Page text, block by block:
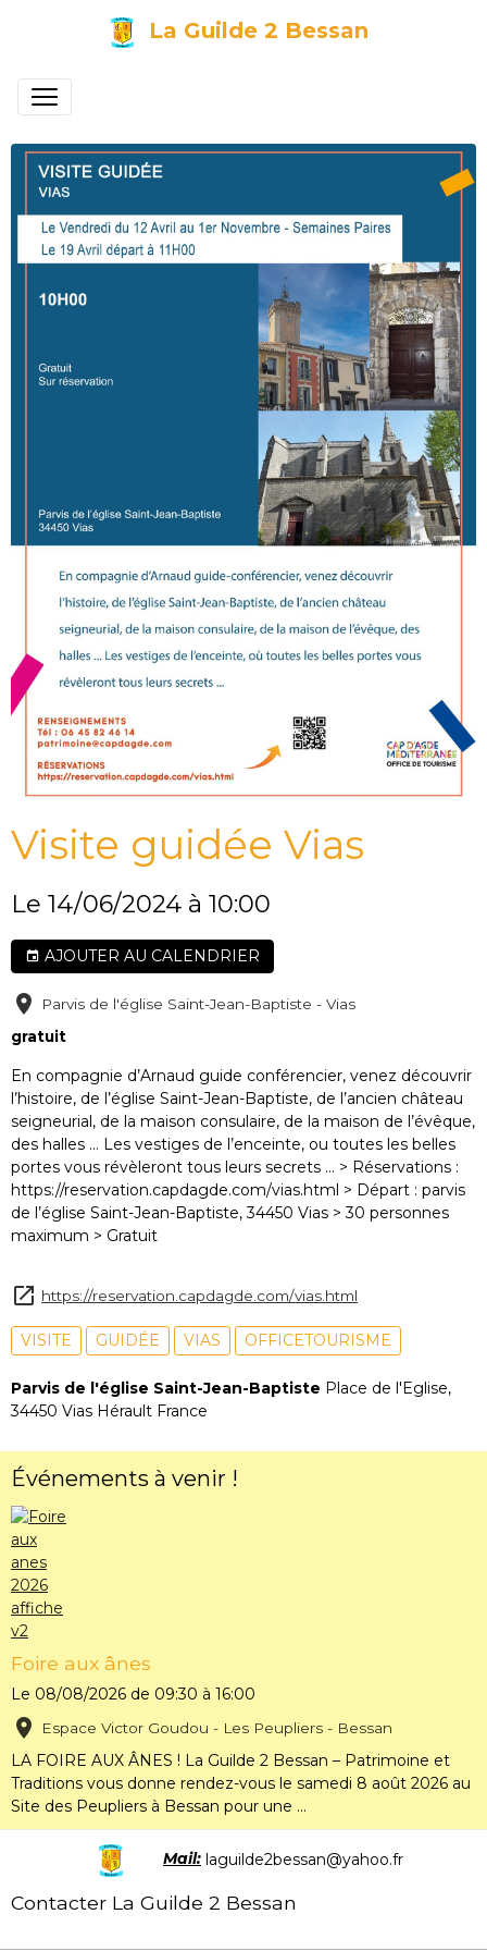
La Guilde 2 Bessan
Visite guidée Vias
Le 14/06/2024 à 10:00
AJOUTER AU CALENDRIER
Parvis de l'église Saint-Jean-Baptiste - Vias
gratuit
En compagnie d’Arnaud guide conférencier, venez découvrir
l’histoire, de l’église Saint-Jean-Baptiste, de l’ancien château
seigneurial, de la maison consulaire, de la maison de l’évêque,
des halles ... Les vestiges de l’enceinte, ou toutes les belles
portes vous révèleront tous leurs secrets ... > Réservations :
https://reservation.capdagde.com/vias.html > Départ : parvis
de l’église Saint-Jean-Baptiste, 34450 Vias > 30 personnes
maximum > Gratuit
https://reservation.capdagde.com/vias.html
VISITE GUIDÉE VIAS OFFICETOURISME
Parvis de l'église Saint-Jean-Baptiste Place de l'Eglise,
34450 Vias Hérault France
Événements à venir !
Foire aux ânes
Le 08/08/2026 de 09:30 à 16:00
Espace Victor Goudou - Les Peupliers - Bessan
LA FOIRE AUX ÂNES ! La Guilde 2 Bessan – Patrimoine et
Traditions vous donne rendez-vous le samedi 8 août 2026 au
Site des Peupliers à Bessan pour une ...
Mail: laguilde2bessan@yahoo.fr
Contacter La Guilde 2 Bessan